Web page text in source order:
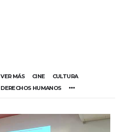
VER MÁS CINE
CULTURA
DERECHOS HUMANOS